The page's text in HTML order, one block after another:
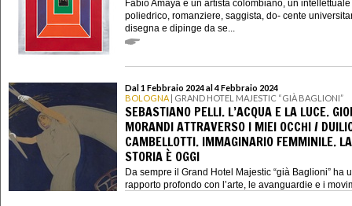
Fabio Amaya è un artista colombiano, un intellettuale
poliedrico, romanziere, saggista, do- cente
disegna e dipinge da se...
Dal 1 Febbraio 2024 al 4 Febbraio 2024
BOLOGNA | GRAND HOTEL MAJESTIC “GIÀ BAGLIONI”
SEBASTIANO PELLI. L’ACQUA E LA LUCE.
MORANDI ATTRAVERSO I MIEI OCCHI /
CAMBELLOTTI. IMMAGINARIO FEMMINILE. LA
STORIA È OGGI
Da sempre il Grand Hotel Majestic “già Baglioni” ha
rapporto profondo con l’arte, le avanguardie e i